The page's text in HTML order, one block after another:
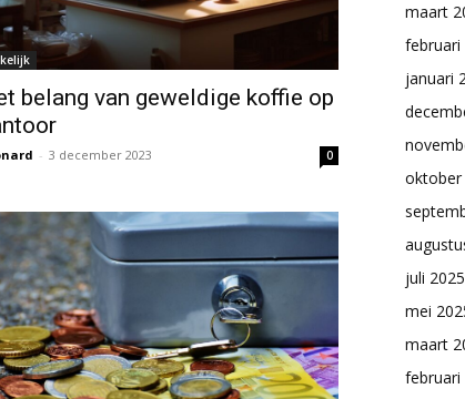
belang van geweldige koffie op
- 3 december 2023 0
maart
februari
januari
oktober
juli 2025
mei
maart
februari